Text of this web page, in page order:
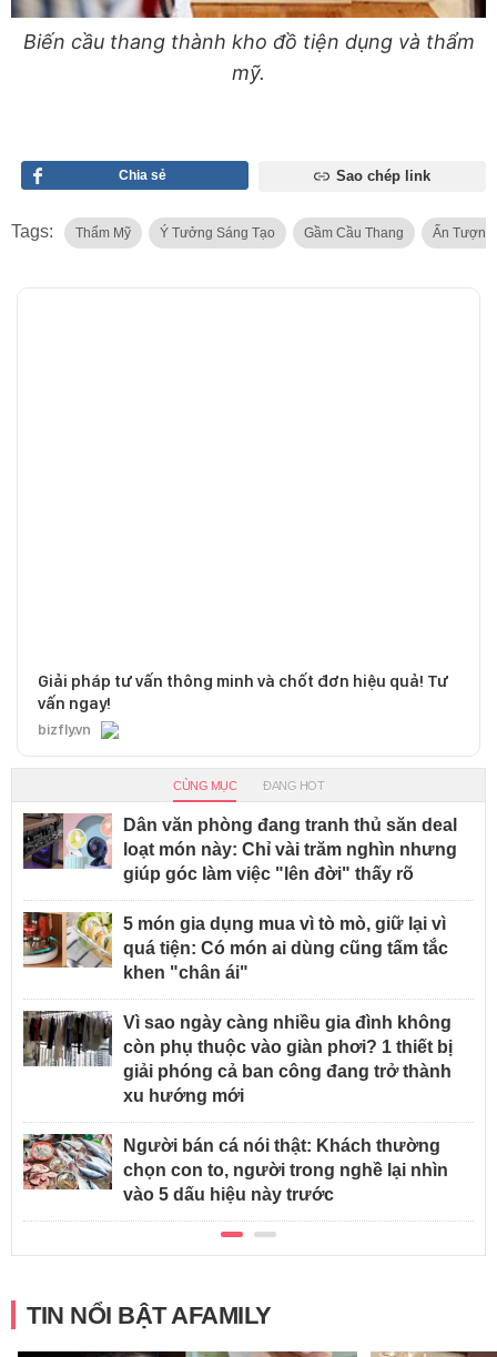
Biến cầu thang thành kho đồ tiện dụng và thẩm
mỹ.
Chia sẻ Sao chép link
Tags: Thẩm Mỹ Ý Tưởng Sáng Tạo Gầm Cầu Thang Ấn Tượng
Giải pháp tư vấn thông minh và chốt đơn hiệu quả! Tư
vấn ngay!
bizfly.vn
CÙNG MỤC ĐANG HOT
Dân văn phòng đang tranh thủ săn deal
loạt món này: Chỉ vài trăm nghìn nhưng
giúp góc làm việc "lên đời" thấy rõ
5 món gia dụng mua vì tò mò, giữ lại vì
quá tiện: Có món ai dùng cũng tấm tắc
khen "chân ái"
Vì sao ngày càng nhiều gia đình không
còn phụ thuộc vào giàn phơi? 1 thiết bị
giải phóng cả ban công đang trở thành
xu hướng mới
Người bán cá nói thật: Khách thường
chọn con to, người trong nghề lại nhìn
vào 5 dấu hiệu này trước
TIN NỔI BẬT AFAMILY